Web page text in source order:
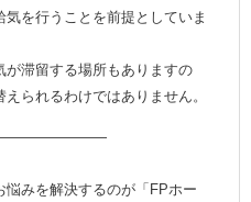
を行うことを前提としていま
が滞留する場所もありますの
られるわけではありません。
みを解決するのが「FPホー